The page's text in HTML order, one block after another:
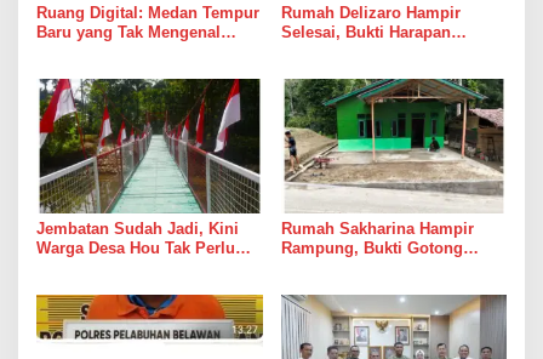
Ruang Digital: Medan Tempur
Baru yang Tak Mengenal
Rumah Delizaro Hampir
Selesai, Bukti Harapan
Jembatan Sudah Jadi, Kini
Warga Desa Hou Tak Perlu
Rumah Sakharina Hampir
Rampung, Bukti Gotong